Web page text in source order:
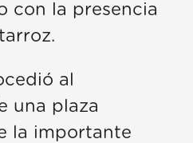
con la presencia
al
una plaza
la importante